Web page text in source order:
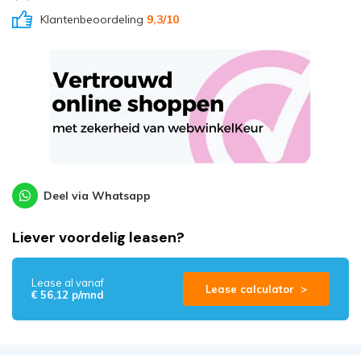
Klantenbeoordeling 9,3/10
Deel via Whatsapp
Liever voordelig leasen?
Lease al vanaf
€ 56,12 p/mnd
Lease calculator >